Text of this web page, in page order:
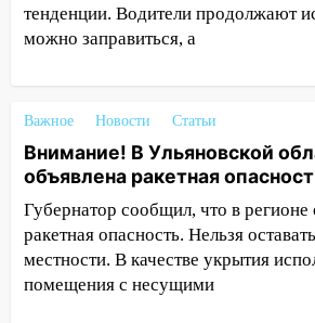
16:12 Едва не перерезал
Вешкайме посиделки с
знакомым закончились
перевернулась на мопеде и
больницу
15:59 Ульяновец отдал
миллионов рублей за
покровительство
На «кольце»
тенденции. Водители продолжают
можно заправиться, а
Важное Новости Статьи
Внимание! В Ульяновской
объявлена ракетная
Губернатор сообщил, что в регионе
ракетная опасность. Нельзя
местности. В качестве укрытия
помещения с несущими